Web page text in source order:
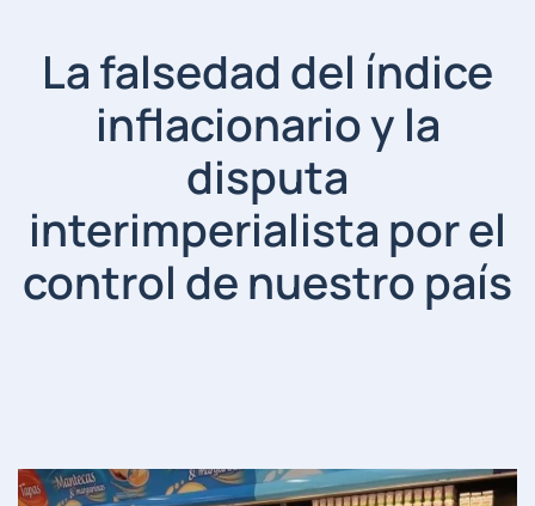
La falsedad del índice
inflacionario y la
disputa
interimperialista por el
control de nuestro país